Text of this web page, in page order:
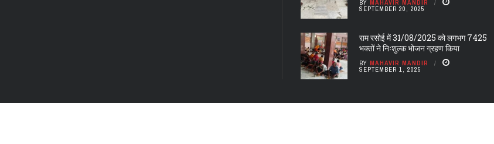
BY MAHAVIR MANDIR
SEPTEMBER 20, 2025
राम रसोई में 31/08/2025 को लगभग 7425
भक्तों ने निःशुल्क भोजन ग्रहण किया
BY MAHAVIR MANDIR
SEPTEMBER 1, 2025